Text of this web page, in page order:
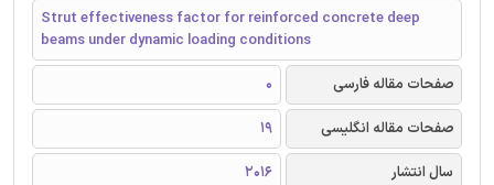
Strut effectiveness factor for reinforced concrete deep
beams under dynamic loading conditions
صفحات مقاله فارسی
0
صفحات مقاله انگلیسی
19
سال انتشار
2016